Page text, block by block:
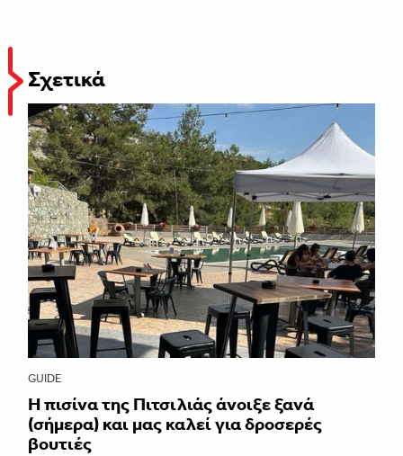
Σχετικά
GUIDE
Η πισίνα της Πιτσιλιάς άνοιξε ξανά
(σήμερα) και μας καλεί για δροσερές
βουτιές